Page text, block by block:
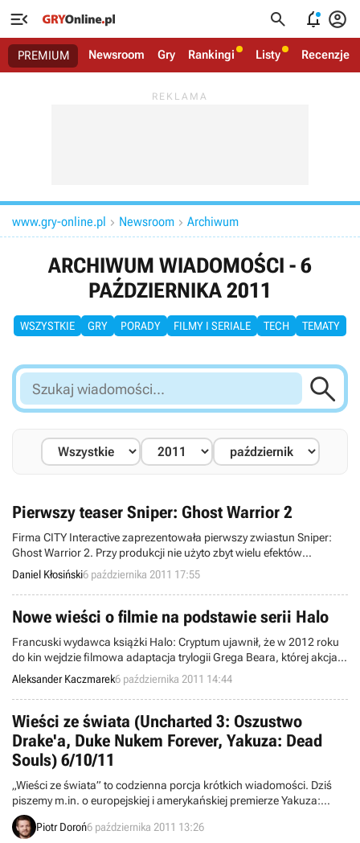
   
PREMIUM Newsroom Gry Rankingi Listy Recenzje
www.gry-online.pl  Newsroom  Archiwum
ARCHIWUM WIADOMOŚCI - 6
PAŹDZIERNIKA 2011
WSZYSTKIE GRY PORADY FILMY I SERIALE TECH TEMATY
Szukaj
wiadomości...

Pierwszy teaser Sniper: Ghost Warrior 2
Firma CITY Interactive zaprezentowała pierwszy zwiastun Sniper:
Ghost Warrior 2. Przy produkcji nie użyto zbyt wielu efektów
specjalnych, które zastąpiła prawdziwa dżungla.
Daniel Kłosiński6 października 2011 17:55
Nowe wieści o filmie na podstawie serii Halo
Francuski wydawca książki Halo: Cryptum ujawnił, że w 2012 roku
do kin wejdzie filmowa adaptacja trylogii Grega Beara, której akcja
osadzona została w doskonale znanym graczom uniwersum serii
Halo. Ekranizacją zajmuje się wytwórnia DreamWorks, a swój udział
w projekcie ma Steven Spielberg.
Aleksander Kaczmarek6 października 2011 14:44
Wieści ze świata (Uncharted 3: Oszustwo
Drake'a, Duke Nukem Forever, Yakuza: Dead
Souls) 6/10/11
„Wieści ze świata” to codzienna porcja krótkich wiadomości. Dziś
piszemy m.in. o europejskiej i amerykańskiej premierze Yakuza:
Dead Souls, dużej popularności dema Ace Combat: Assault Horizon,
pierwszym dodatku do Duke Nukem Forever, a także ukończeniu
Piotr Doroń6 października 2011 13:26